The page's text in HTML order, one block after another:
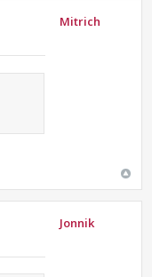
Mitrich
Jonnik